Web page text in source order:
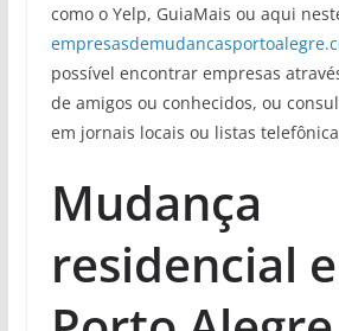
como o Yelp, GuiaMais ou aqui
possível encontrar empresas
de amigos ou conhecidos, ou
em jornais locais ou listas
Mudança
residencial